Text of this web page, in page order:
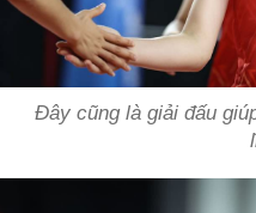
Đây cũng là giải đấu